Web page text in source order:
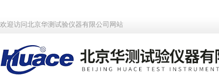
欢迎访问北京华测试验仪器有限公司网站